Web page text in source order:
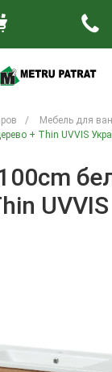
/ Мебель для
+ Thin UVVIS
UVVIS